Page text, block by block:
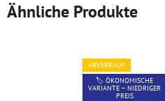
Ähnliche Produkte
ABVERKAUF
🏷️ ÖKONOMISCHE
VARIANTE – NIEDRIGER
PREIS